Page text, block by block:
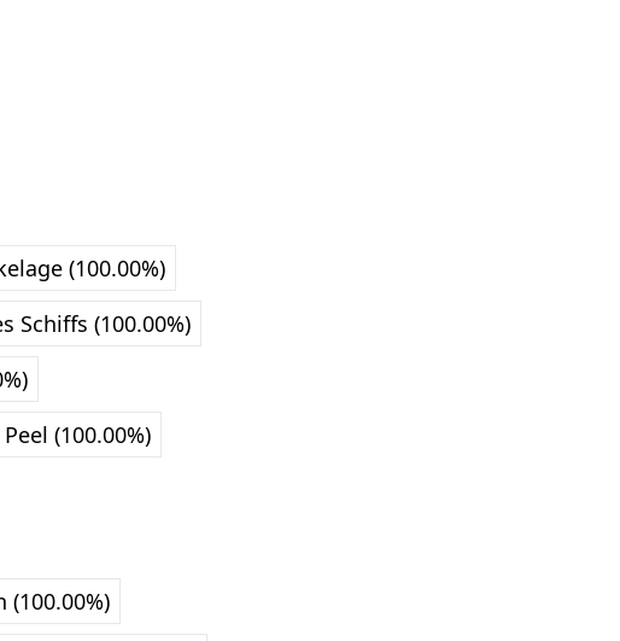
(100.00%)
Schiffs (100.00%)
(100.00%)